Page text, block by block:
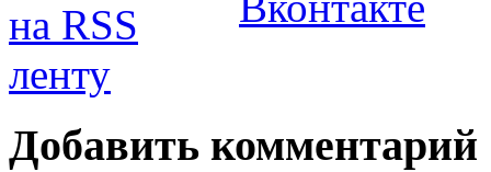
Добавить комментарий